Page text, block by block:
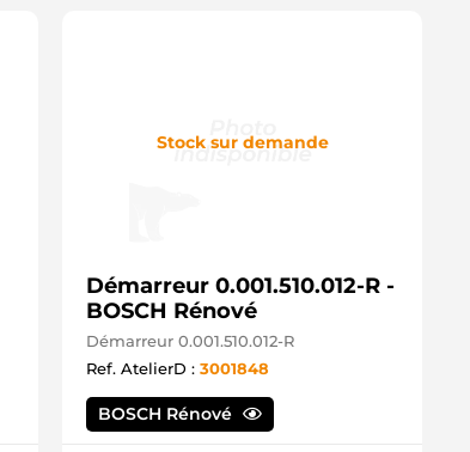
Stock sur demande
Démarreur 0.001.510.012-R -
BOSCH Rénové
Démarreur 0.001.510.012-R
Ref. AtelierD : 3001848
BOSCH Rénové